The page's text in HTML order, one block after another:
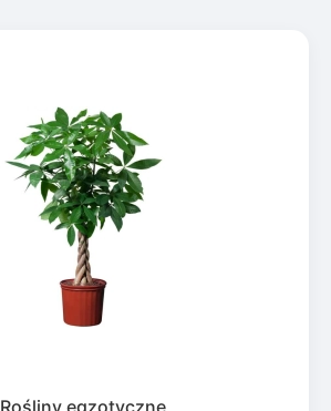
Rośliny egzotyczne